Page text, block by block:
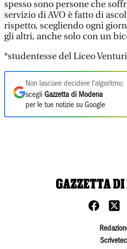
spesso sono persone che
servizio di AVO è fatto di
rispetto, scegliendo ogni
gli altri, anche solo con un
*studentesse del Liceo
Non lasciare decidere l'algoritmo:
scegli Gazzetta di Modena
per le tue notizie su Google